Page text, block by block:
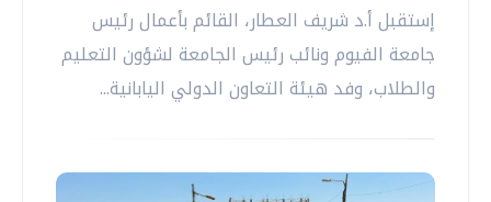
إستقبل أ.د شريف العطار، القائم بأعمال رئيس
جامعة الفيوم ونائب رئيس الجامعة لشؤون التعليم
والطلاب، وفد هيئة التعاون الدولي اليابانية...